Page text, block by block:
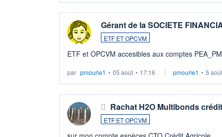
Gérant de la SOCIETE
ETF ET OPCVM
ETF et OPCVM accesibles aux comptes
par pmourie1 • 05 août • 17:16 pmourie1 • 5
Rachat H2O Multibonds
ETF ET OPCVM